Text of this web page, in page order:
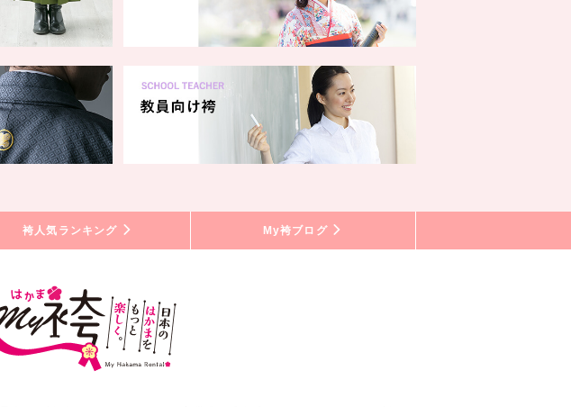
袴人気ランキング My袴ブログ